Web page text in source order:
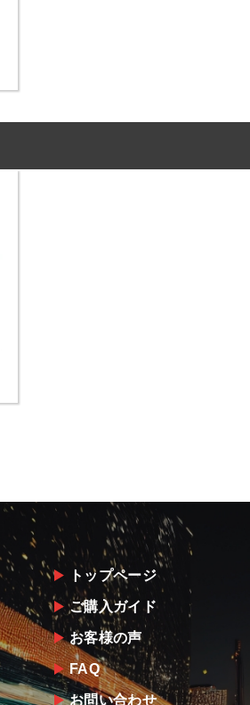
トップページ
ご購入ガイド
お客様の声
FAQ
お問い合わせ